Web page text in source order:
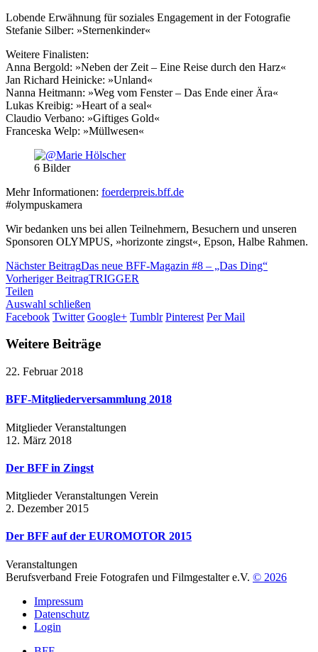
Lobende Erwähnung für soziales Engagement in der Fotografie
Stefanie Silber: »Sternenkinder«
Weitere Finalisten:
Anna Bergold: »Neben der Zeit – Eine Reise durch den Harz«
Jan Richard Heinicke: »Unland«
Nanna Heitmann: »Weg vom Fenster – Das Ende einer Ära«
Lukas Kreibig: »Heart of a seal«
Claudio Verbano: »Giftiges Gold«
Franceska Welp: »Müllwesen«
6 Bilder
Mehr Informationen: foerderpreis.bff.de
#olympuskamera
Wir bedanken uns bei allen Teilnehmern, Besuchern und unseren
Sponsoren OLYMPUS, »horizonte zingst«, Epson, Halbe Rahmen.
Nächster BeitragDas neue BFF-Magazin #8 – „Das Ding“
Vorheriger BeitragTRIGGER
Teilen
Auswahl schließen
Facebook Twitter Google+ Tumblr Pinterest Per Mail
Weitere Beiträge
22. Februar 2018
BFF-Mitgliederversammlung 2018
MitgliederVeranstaltungen
12. März 2018
Der BFF in Zingst
MitgliederVeranstaltungen Verein
2. Dezember 2015
Der BFF auf der EUROMOTOR 2015
Veranstaltungen
Berufsverband Freie Fotografen und Filmgestalter e.V. © 2026
Impressum
Datenschutz
Login